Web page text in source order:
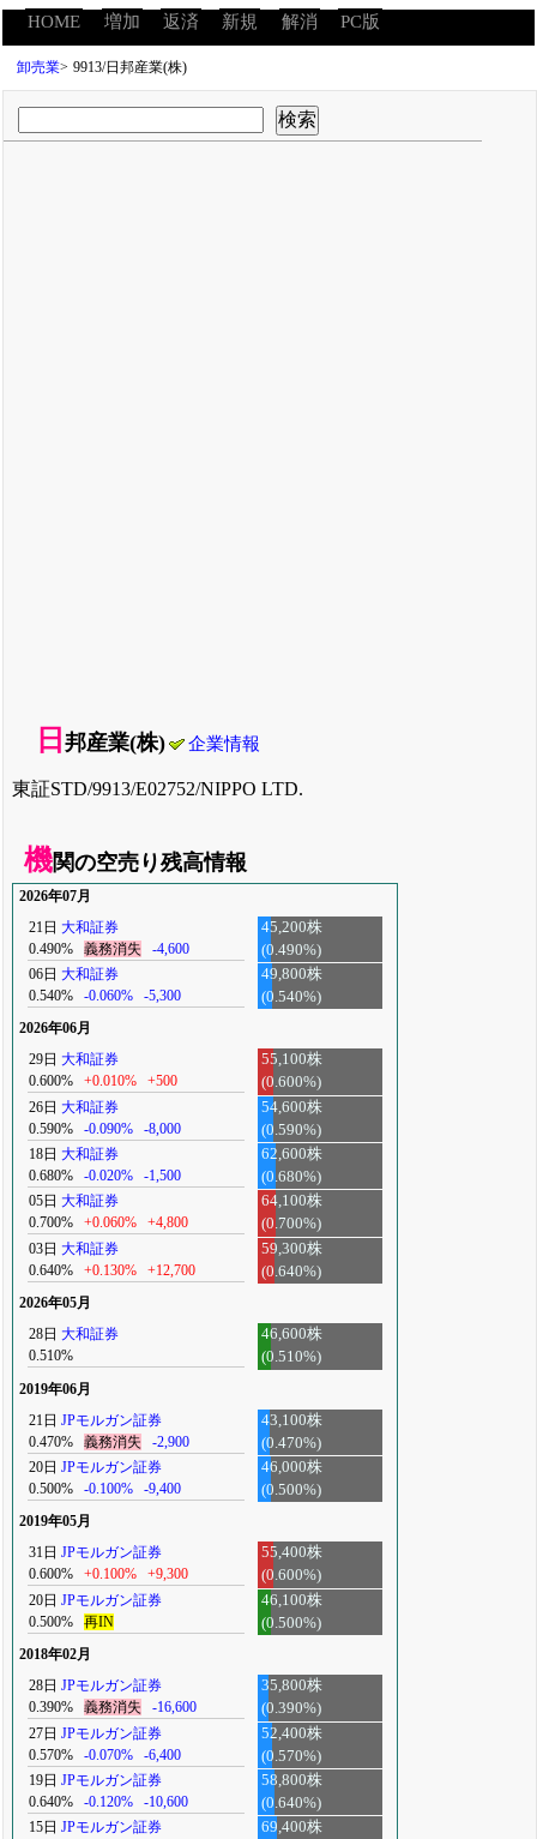
HOME 増加 返済 新規 解消 PC版
卸売業> 9913/日邦産業(株)
日邦産業(株) 企業情報
東証STD/9913/E02752/NIPPO LTD.
機関の空売り残高情報
2026年07月
21日 大和証券
0.490%
義務消失 -4,600
45,200株
(0.490%)
06日 大和証券
0.540%
-0.060% -5,300
49,800株
(0.540%)
2026年06月
29日 大和証券
0.600%
+0.010% +500
55,100株
(0.600%)
26日 大和証券
0.590%
-0.090% -8,000
54,600株
(0.590%)
18日 大和証券
0.680%
-0.020% -1,500
62,600株
(0.680%)
05日 大和証券
0.700%
+0.060% +4,800
64,100株
(0.700%)
03日 大和証券
0.640%
+0.130% +12,700
59,300株
(0.640%)
2026年05月
28日 大和証券
0.510%
46,600株
(0.510%)
2019年06月
21日 JPモルガン証券
0.470%
義務消失 -2,900
43,100株
(0.470%)
20日 JPモルガン証券
0.500%
-0.100% -9,400
46,000株
(0.500%)
2019年05月
31日 JPモルガン証券
0.600%
+0.100% +9,300
55,400株
(0.600%)
20日 JPモルガン証券
0.500%
再IN
46,100株
(0.500%)
2018年02月
28日 JPモルガン証券
0.390%
義務消失 -16,600
35,800株
(0.390%)
27日 JPモルガン証券
0.570%
-0.070% -6,400
52,400株
(0.570%)
19日 JPモルガン証券
0.640%
-0.120% -10,600
58,800株
(0.640%)
15日 JPモルガン証券
69,400株